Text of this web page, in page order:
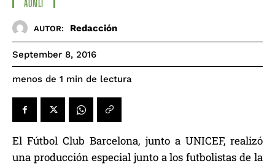
AUNLI
AUTOR: Redacción
September 8, 2016
menos de 1 min de lectura
El Fútbol Club Barcelona, junto a UNICEF, realizó
una producción especial junto a los futbolistas de la